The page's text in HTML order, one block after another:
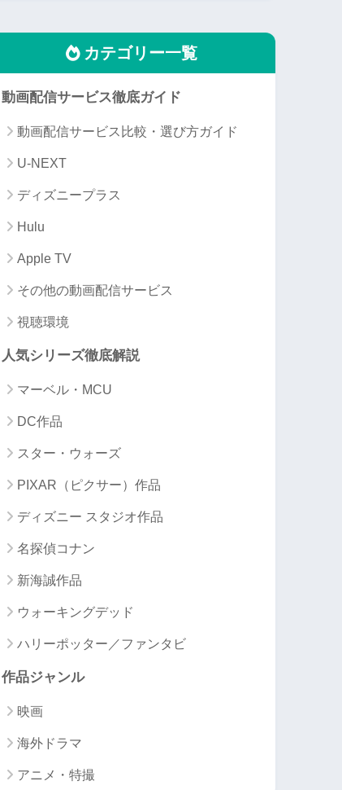
カテゴリー一覧
動画配信サービス徹底ガイド
動画配信サービス比較・選び方ガイド
U-NEXT
ディズニープラス
Hulu
Apple TV
その他の動画配信サービス
視聴環境
人気シリーズ徹底解説
マーベル・MCU
DC作品
スター・ウォーズ
PIXAR（ピクサー）作品
ディズニー スタジオ作品
名探偵コナン
新海誠作品
ウォーキングデッド
ハリーポッター／ファンタビ
作品ジャンル
映画
海外ドラマ
アニメ・特撮